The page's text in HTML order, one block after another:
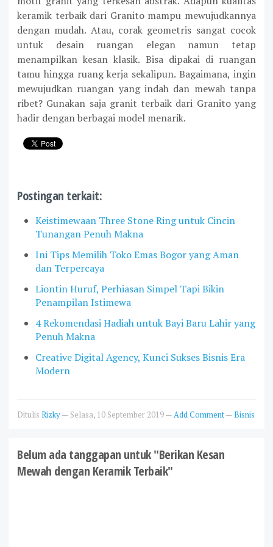
keramik terbaik dari Granito mampu mewujudkannya
dengan mudah. Atau, corak geometris sangat cocok
untuk desain ruangan elegan namun tetap
menampilkan kesan klasik. Bisa dipakai di ruangan
tamu hingga ruang kerja sekalipun. Bagaimana, ingin
mewujudkan ruangan yang indah dan mewah tanpa
ribet? Gunakan saja granit terbaik dari Granito yang
hadir dengan berbagai model menarik.
Postingan terkait:
Keistimewaan Three Stone Ring untuk Cincin
Tunangan Penuh Makna
Ini Tips Memilih Toko Emas Bogor yang Aman
dan Terpercaya
Liontin Huruf, Perhiasan Simpel Tapi Bikin
Penampilan Istimewa
4 Rekomendasi Hadiah untuk Bayi Baru Lahir yang
Penuh Makna
Creative Digital Agency, Kunci Sukses Bisnis Era
Modern
Ditulis Rizky— Selasa, 10 September 2019—Add Comment—Bisnis
Belum ada tanggapan untuk "Berikan Kesan
Mewah dengan Keramik Terbaik"